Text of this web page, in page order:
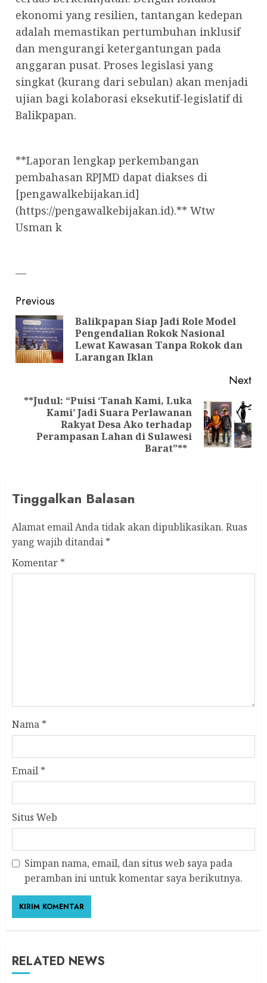
ekonomi yang resilien, tantangan kedepan
adalah memastikan pertumbuhan inklusif
dan mengurangi ketergantungan pada
anggaran pusat. Proses legislasi yang
singkat (kurang dari sebulan) akan menjadi
ujian bagi kolaborasi eksekutif-legislatif di
Balikpapan.
**Laporan lengkap perkembangan
pembahasan RPJMD dapat diakses di
[pengawalkebijakan.id]
(https://pengawalkebijakan.id).** Wtw
Usman k
—
Post
navigation
Previous
Balikpapan Siap Jadi Role Model
Pengendalian Rokok Nasional
Lewat Kawasan Tanpa Rokok dan
Larangan Iklan
Next
post:
**Judul: “Puisi ‘Tanah Kami, Luka
Kami’ Jadi Suara Perlawanan
Rakyat Desa Ako terhadap
Perampasan Lahan di Sulawesi
Barat”**
Tinggalkan Balasan
Alamat email Anda tidak akan dipublikasikan. Ruas
yang wajib ditandai *
Komentar *
Nama *
Email *
Situs Web
Simpan nama, email, dan situs web saya pada
peramban ini untuk komentar saya berikutnya.
RELATED NEWS